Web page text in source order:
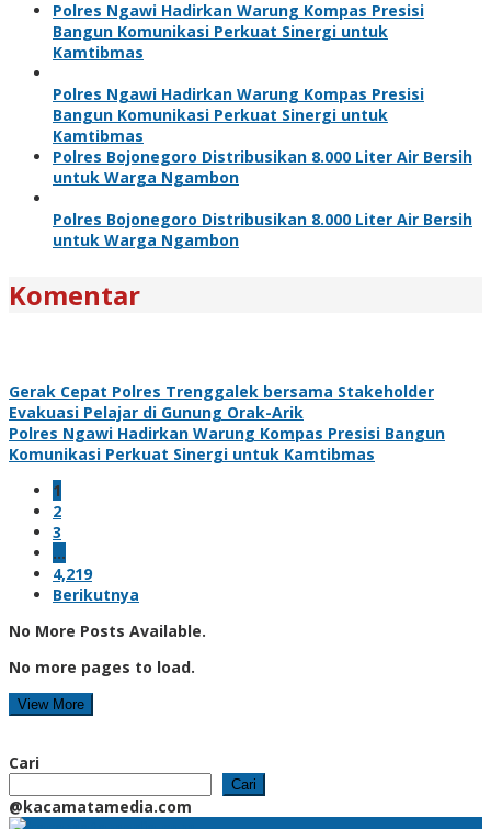
Polres Ngawi Hadirkan Warung Kompas Presisi
Bangun Komunikasi Perkuat Sinergi untuk
Kamtibmas
Polres Ngawi Hadirkan Warung Kompas Presisi
Bangun Komunikasi Perkuat Sinergi untuk
Kamtibmas
Polres Bojonegoro Distribusikan 8.000 Liter Air Bersih
untuk Warga Ngambon
Polres Bojonegoro Distribusikan 8.000 Liter Air Bersih
untuk Warga Ngambon
Komentar
Gerak Cepat Polres Trenggalek bersama Stakeholder
Evakuasi Pelajar di Gunung Orak-Arik
Polres Ngawi Hadirkan Warung Kompas Presisi Bangun
Komunikasi Perkuat Sinergi untuk Kamtibmas
1
2
3
…
4,219
Berikutnya
No More Posts Available.
No more pages to load.
View More
Cari
Cari
@kacamatamedia.com